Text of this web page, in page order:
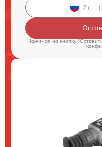
Нажимая на кнопку